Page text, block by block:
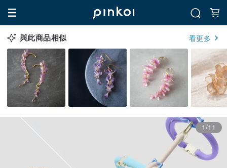
與此商品相似 看更多
1/11